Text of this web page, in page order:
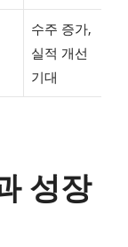
수주 증가,
실적 개선
기대
성장